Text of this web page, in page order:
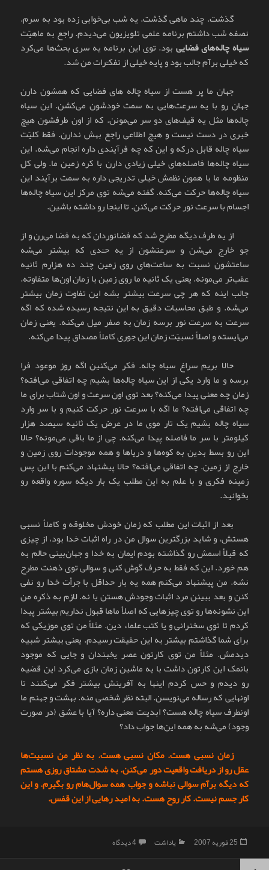
گذشت. چند ماهی گذشت. یه شب بی‌خوابی زده بود به سرم.
نصفه شب داشتم برنامه علمی تلویزیون می‌دیدم. راجع به ماهیّت
سیاه چاله‌های فضایی بود. توی این برنامه یه سری بحث‌ها می‌کرد
که خیلی برآم جالب بود و پایه خیلی از تفکـّرات من شد.
جهان ما پر هست از سیاه چاله های فضایی که همشون دارن
جهان رو با یه سرعت‌هایی به سمت خودشون می‌کشن. این سیاه
چاله‌ها مثل یه قیف‌های دو سر می‌مونن. که از اون طرفشون هیچ
خبری در دست نیست و هیچ اطلاعی راجع بهش ندارن. فقط کلیّت
سیاه چاله قابل درکه و این که چه فرآیندی داره انجام می‌شه. این
سیاه چاله‌ها فاصله‌های خیلی زیادی دارن با کره زمین ما. ولی کل
منظومه ما با همون نظمش خیلی تدریجی داره به سمت برآیند این
سیاه چاله‌ها حرکت می‌کنه. گفته می‌شه توی مرکز این سیاه چاله‌ها
اجسام با سرعت نور حرکت می‌کنن. تا اینجا رو داشته باشین.
از یه طرف دیگه مطرح شد که فضانوردان که به فضا می‌رن و از
جو خارج می‌شن و سرعتشون از یه حـّدی که بیشتر می‌شه
ساعتشون نسبت به ساعت‌های روی زمین چند ده هزارم ثانیه
عقب‌تر می‌مونه. یعنی یک ثانیه ما روی زمین با زمان اون‌ها متفاوته.
جالب اینه که هر چی سرعت بیشتر بشه این تفاوت زمان بیشتر
می‌شه. و طبق محاسبات دقیق به این نتیجه رسیده شده که اگه
سرعت به سرعت نور برسه زمان به صفر میل می‌کنه. یعنی زمان
می‌ایسته و اصلأ نسبیّت زمان این جوری کاملأ مصداق پیدا می‌کنه.
حالا بریم سراغ سیاه چاله. فکر می‌کنین اگه روز موعود فرا
برسه و ما وارد یکی از این سیاه چاله‌ها بشیم چه اتفاقی می‌افته؟
زمان چه معنی پیدا می‌کنه؟ بعد توی اون سرعت و اون شتاب برای ما
چه اتفاقی می‌افته؟ ما اگه با سرعت نور حرکت کنیم و با سر وارد
سیاه چاله بشیم یک تار موی ما در عرض یک ثانیه سیصد هزار
کیلومتر با سر ما فاصله پیدا می‌کنه. چی از ما باقی می‌مونه؟ حالا
این رو بسط بدین به کوه‌ها و دریاها و همه موجودات روی زمین و
خارج از زمین. چه اتفاقی می‌افته؟ حالا پیشنهاد می‌کنم با این پس
زمینه فکری و با علم به این مطلب یک بار دیگه سوره واقعه رو
بخوانید.
بعد از اثبات این مطلب که زمان خودش مخلوقه و کاملأ نسبی
هستش، و شاید بزرگترین سوال من در راه اثبات خدا بود، از چیزی
که قبلأ اسمش رو گذاشته بودم ایمان به خدا و جهان‌بینی حالم به
هم خورد. این که فقط به حرف گوش کنی و سوالی توی ذهنت مطرح
نشه. من پیشنهاد می‌کنم همه یه بار حداقل با جرأت خدا رو نفی
کنن و بعد ببینن مرد اثبات وجودش هستن یا نه. لازم به ذکره من
این نشونه‌ها رو توی چیزهایی که اصلأ ماها قبول نداریم بیشتر پیدا
کردم تا توی سخنرانی و یا کتب علماء دین. مثلأ من توی موزیکی که
برای شما گذاشتم بیشتر به این حقیقت رسیدم. یعنی بیشتر شبیه
دیدمش. مثلأ من توی کارتون عصر یخبندان و جایی که موجود
بانمک این کارتون داشت با یه ماشین زمان بازی می‌کرد این قضیه
رو دیدم و حس کردم اینها به آفرینش بیشتر فکر می‌کنند تا
اونهایی که رساله می‌نویسن. البته نظر شخصی منه. بهشت و جهنم ما
اونطرف سیاه چاله هست؟ ابدیـّت معنی داره؟ آیا با عشق (در صورت
وجود) می‌شه به همه این‌ها جواب داد؟
زمان نسبی هست. مکان نسبی هست. به نظر من نسبیت‌ها
عقل رو از دریافت واقعیت دور می‌کنن. به شدت مشتاق روزی هستم
که دیگه برآم سوالی نباشه و جواب همه سوال‌هام رو بگیرم. و این
کار جسم نیست. کار روح هست. به امید رهایی از این قفس.
ارسال
25 فوریه 2007 دسته‌ها
یاداشت 4 دیدگاه برای پای استدلالیون چوبین بُوَد؟
صفحه‌بندی